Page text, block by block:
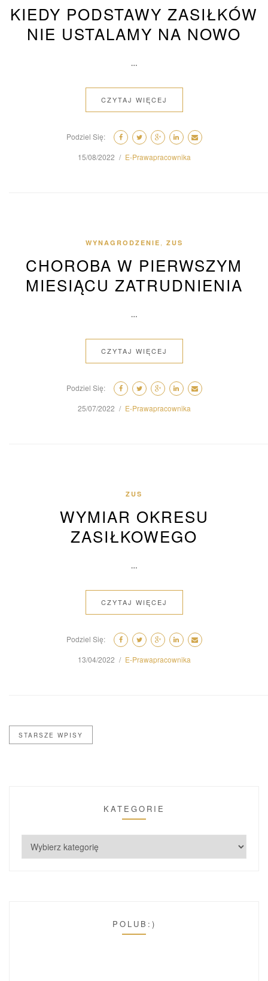
KIEDY PODSTAWY ZASIŁKÓW
NIE USTALAMY NA NOWO
…
CZYTAJ WIĘCEJ
Podziel Się:
15/08/2022
E-Prawapracownika
WYNAGRODZENIE , ZUS
CHOROBA W PIERWSZYM
MIESIĄCU ZATRUDNIENIA
…
CZYTAJ WIĘCEJ
Podziel Się:
25/07/2022
E-Prawapracownika
ZUS
WYMIAR OKRESU
ZASIŁKOWEGO
…
CZYTAJ WIĘCEJ
Podziel Się:
13/04/2022
E-Prawapracownika
STARSZE WPISY
KATEGORIE
POLUB:)